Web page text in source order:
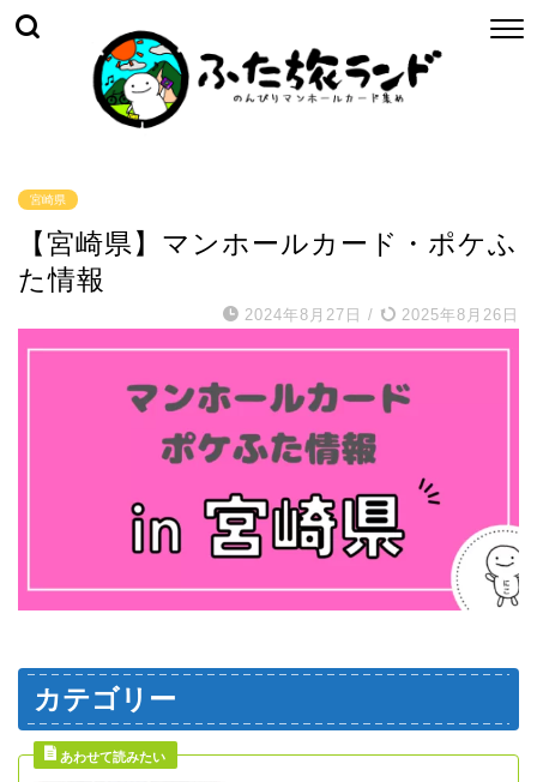
宮崎県
【宮崎県】マンホールカード・ポケふ
た情報
2024年8月27日 / 2025年8月26日
カテゴリー